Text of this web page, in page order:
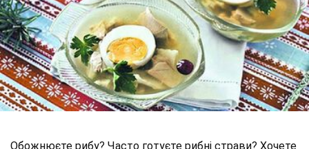
Обожнюєте рибу? Часто готуєте рибні страви? Хочете